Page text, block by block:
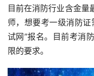
目前在消防行业含金量
师，想要考一级消防
试网”报名。目前考消
限的要求。